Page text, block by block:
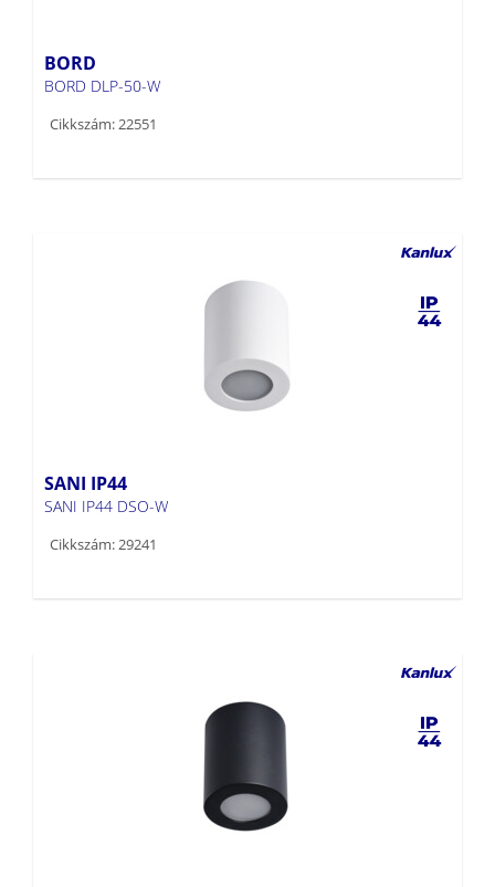
BORD
BORD DLP-50-W
Cikkszám: 22551
SANI IP44
SANI IP44 DSO-W
Cikkszám: 29241